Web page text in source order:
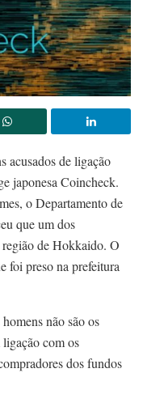
acusados de ligação
japonesa Coincheck.
o Departamento de
que um dos
de Hokkaido. O
foi preso na prefeitura
não são os
com os
dos fundos